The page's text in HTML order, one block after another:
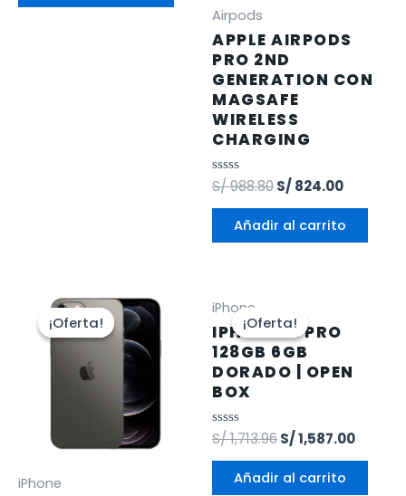
Airpods
APPLE AIRPODS
PRO 2ND
GENERATION CON
MAGSAFE
WIRELESS
CHARGING
Valorado
en
0
S/988.80S/824.00
Añadir al carrito
¡Oferta!
¡Oferta!
iPhone
¡Oferta!
¡Oferta!
iPhone
IPHONE 12 PRO
128GB 6GB
DORADO | OPEN
BOX
Valorado
en
0
S/1,713.96S/1,587.00
Añadir al carrito